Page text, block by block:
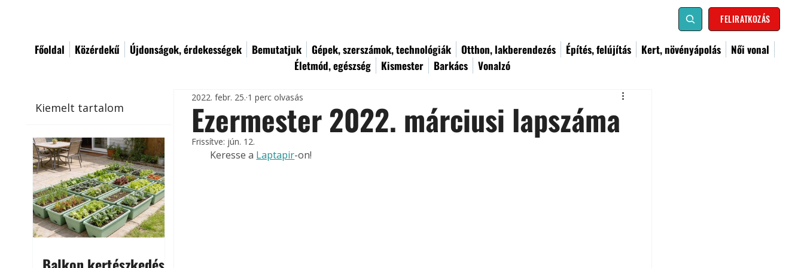
FELIRATKOZÁS
Főoldal Közérdekű Újdonságok, érdekességek Bemutatjuk Gépek, szerszámok, technológiák Otthon, lakberendezés Építés, felújítás Kert, növényápolás
Női vonal
Életmód, egészség
Kismester Barkács Vonalzó
Kiemelt tartalom Ezermester 2022. márciusi lapszáma
2022. febr. 25. 1 perc olvasás
Frissítve: jún. 12.
Keresse a Laptapir-on!